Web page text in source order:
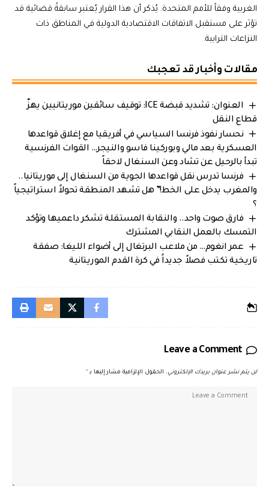
الغربية وفقاً للأمم المتحدة. يُذكر أن هذا القرار يُعتبر سابقةً قضائية قد
تؤثر على مستقبل الاتفاقات الاقتصادية الدولية في المناطق ذات
النزاعات الترابية.
مقالات وأخبار قد تعجبك
العنوان: تشديد قبضة ICE: توقيف سائقين موريتانيين يهزّ
قطاع النقل
نحسار نفوذ فرنسا السياسي في أفريقيا مع إغلاق قواعدها
العسكرية بعد مالي وبوركينا فاسو والنيجر… القوات الفرنسية
تبدأ بالرحيل عن تشاد وعن السنغال لاحقاً
فرنسا تدرس نقل قواعدها الجوية من السنغال إلى موريتانيا..
والمغرب يدخل على الخط!” هل تشهد المنطقة تحولاً استراتيجياً
؟
فارق صوت واحد.. والنقابة المستقلة تشكر داعميها وتؤكد
التمسك بالعمل النقابي المشترك
عمر انغوم… من ملاعب البرتغال إلى أضواء الليغا: صفقة
تاريخية تكتب فصلاً جديداً في كرة القدم الموريتانية
Leave a Comment
لن يتم نشر عنوان بريدك الإلكتروني. الحقول الإلزامية مشار إليها بـ *